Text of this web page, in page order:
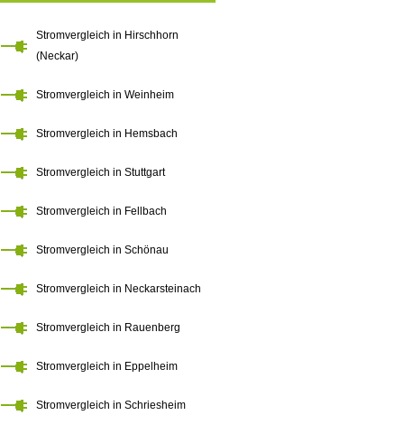
Stromvergleich in Hirschhorn
(Neckar)
Stromvergleich in Weinheim
Stromvergleich in Hemsbach
Stromvergleich in Stuttgart
Stromvergleich in Fellbach
Stromvergleich in Schönau
Stromvergleich in Neckarsteinach
Stromvergleich in Rauenberg
Stromvergleich in Eppelheim
Stromvergleich in Schriesheim